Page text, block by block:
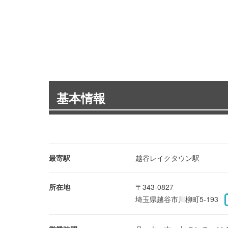
基本情報
最寄駅 越谷レイクタウン駅
所在地
〒343-0827
埼玉県越谷市川柳町5-193